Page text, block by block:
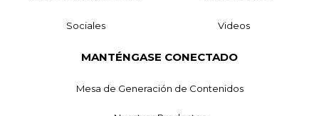
Sociales Videos
MANTÉNGASE CONECTADO
Mesa de Generación de Contenidos